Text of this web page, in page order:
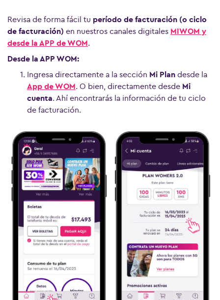
Revisa de forma fácil tu período de facturación (o ciclo
de facturación) en nuestros canales digitales MIWOM y
desde la APP de WOM.
Desde la APP WOM:
Ingresa directamente a la sección Mi Plan desde la
App de WOM. O bien, directamente desde Mi
cuenta. Ahí encontrarás la información de tu ciclo
de facturación.